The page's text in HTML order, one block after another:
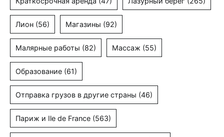
Лион (56) Магазины (92)
Малярные работы (82) Массаж (55)
Образование (61)
Отправка грузов в другие страны (46)
Париж и Ile de France (563)